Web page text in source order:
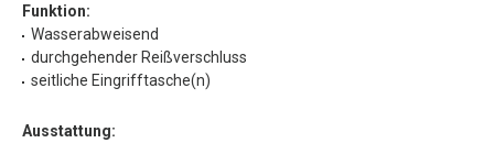
Funktion:
Wasserabweisend
durchgehender Reißverschluss
seitliche Eingrifftasche(n)
Ausstattung: